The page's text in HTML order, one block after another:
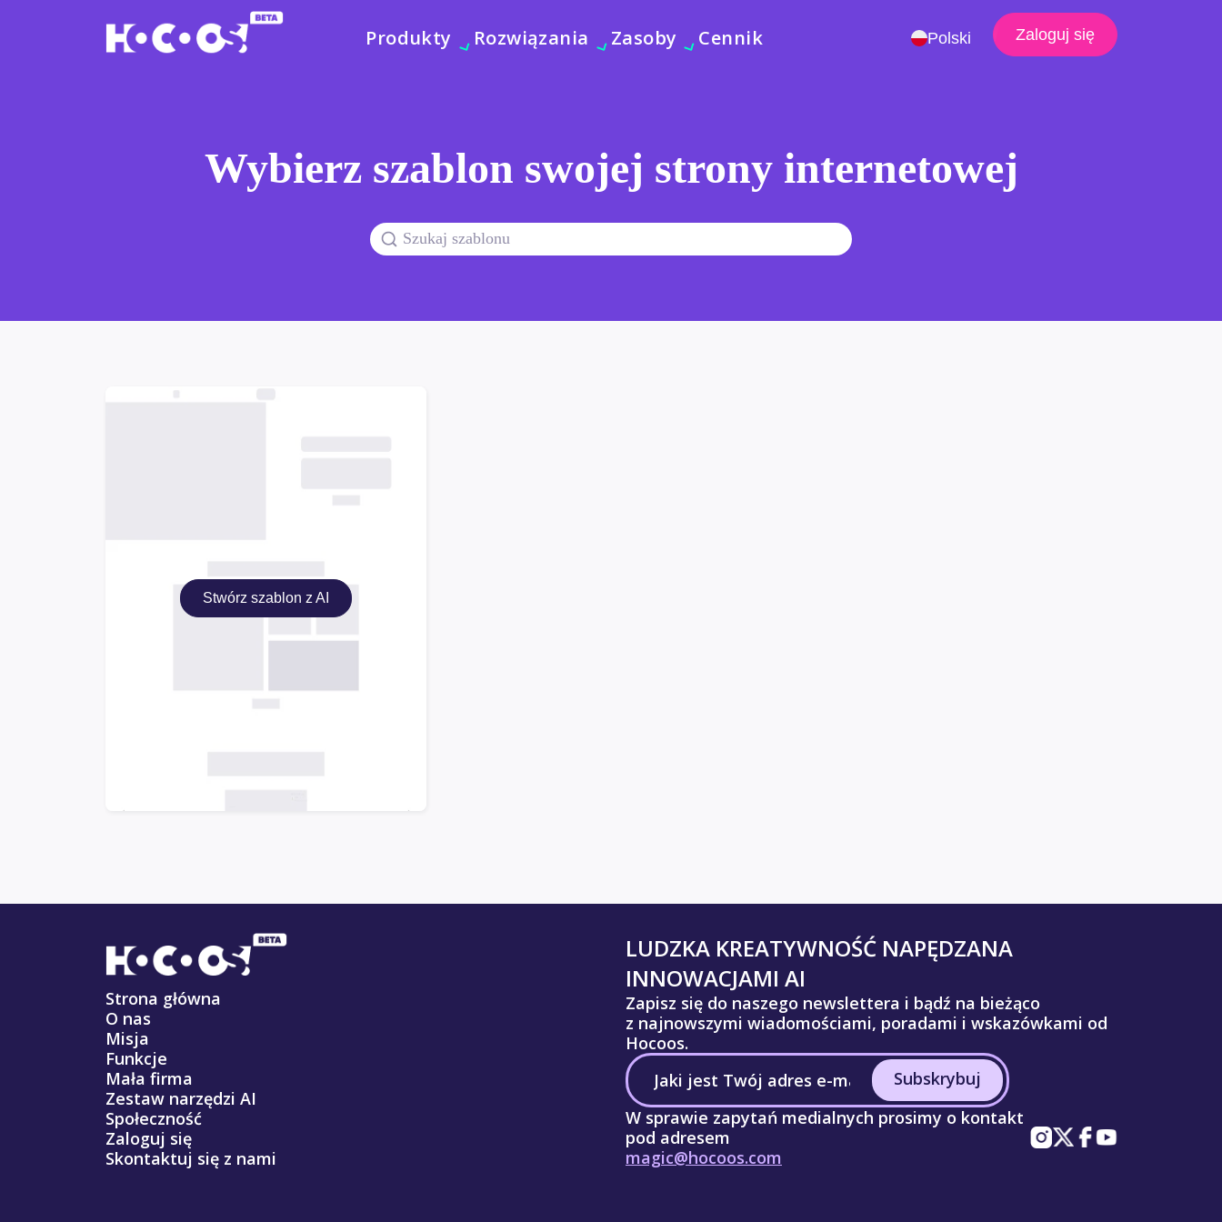
Produkty Rozwiązania Zasoby Cennik Polski Zaloguj się
Wybierz szablon swojej strony internetowej
Stwórz szablon z AI
Strona główna
O nas
Misja
Funkcje
Mała firma
Zestaw narzędzi AI
Społeczność
Zaloguj się
Skontaktuj się z nami
LUDZKA KREATYWNOŚĆ NAPĘDZANA
INNOWACJAMI AI
Zapisz się do naszego newslettera i bądź na bieżąco
z najnowszymi wiadomościami, poradami i wskazówkami od
Hocoos.
Subskrybuj
W sprawie zapytań medialnych prosimy o kontakt
pod adresem
magic@hocoos.com